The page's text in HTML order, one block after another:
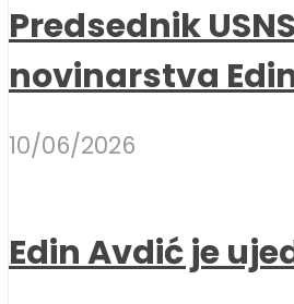
Predsednik
novinarstva
10/06/2026
Edin Avdić je